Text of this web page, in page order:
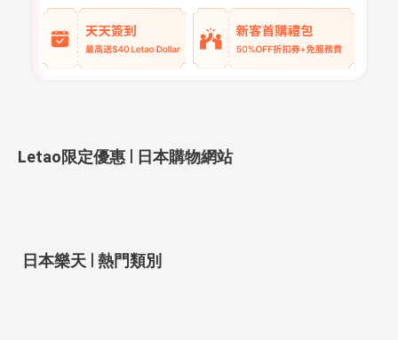
Letao限定優惠 | 日本購物網站
日本樂天 | 熱門類別